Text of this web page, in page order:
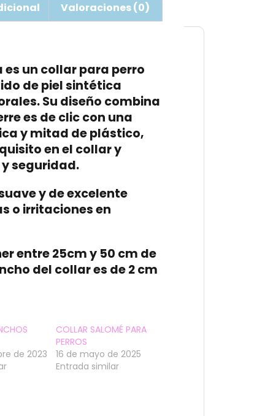
Valoraciones (0)
es un collar para perro
de piel sintética
Su diseño combina
es de clic con una
y mitad de plástico,
en el collar y
seguridad.
y de excelente
o irritaciones en
entre 25cm y 50 cm de
del collar es de 2 cm
de 2023
COLLAR SALOMÉ PARA
PERROS
16 de mayo de 2025
Entrada similar